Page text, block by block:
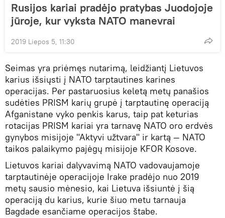
Rusijos kariai pradėjo pratybas Juodojoje
jūroje, kur vyksta NATO manevrai
2019 Liepos 5, 11:30
Seimas yra priėmęs nutarimą, leidžiantį Lietuvos
karius išsiųsti į NATO tarptautines karines
operacijas. Per pastaruosius keletą metų panašios
sudėties PRISM karių grupė į tarptautinę operaciją
Afganistane vyko penkis karus, taip pat keturias
rotacijas PRISM kariai yra tarnavę NATO oro erdvės
gynybos misijoje "Aktyvi užtvara" ir kartą — NATO
taikos palaikymo pajėgų misijoje KFOR Kosove.
Lietuvos kariai dalyvavimą NATO vadovaujamoje
tarptautinėje operacijoje Irake pradėjo nuo 2019
metų sausio mėnesio, kai Lietuva išsiuntė į šią
operaciją du karius, kurie šiuo metu tarnauja
Bagdade esančiame operacijos štabe.